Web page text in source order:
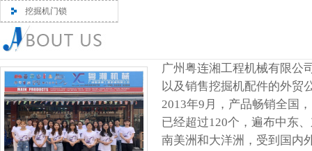
挖掘机门锁
广州粤连湘工程机械有限公
以及销售挖掘机配件的外贸
2013年9月，产品畅销全国
已经超过120个，遍布中东
南美洲和大洋洲，受到国内